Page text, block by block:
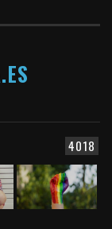
4018